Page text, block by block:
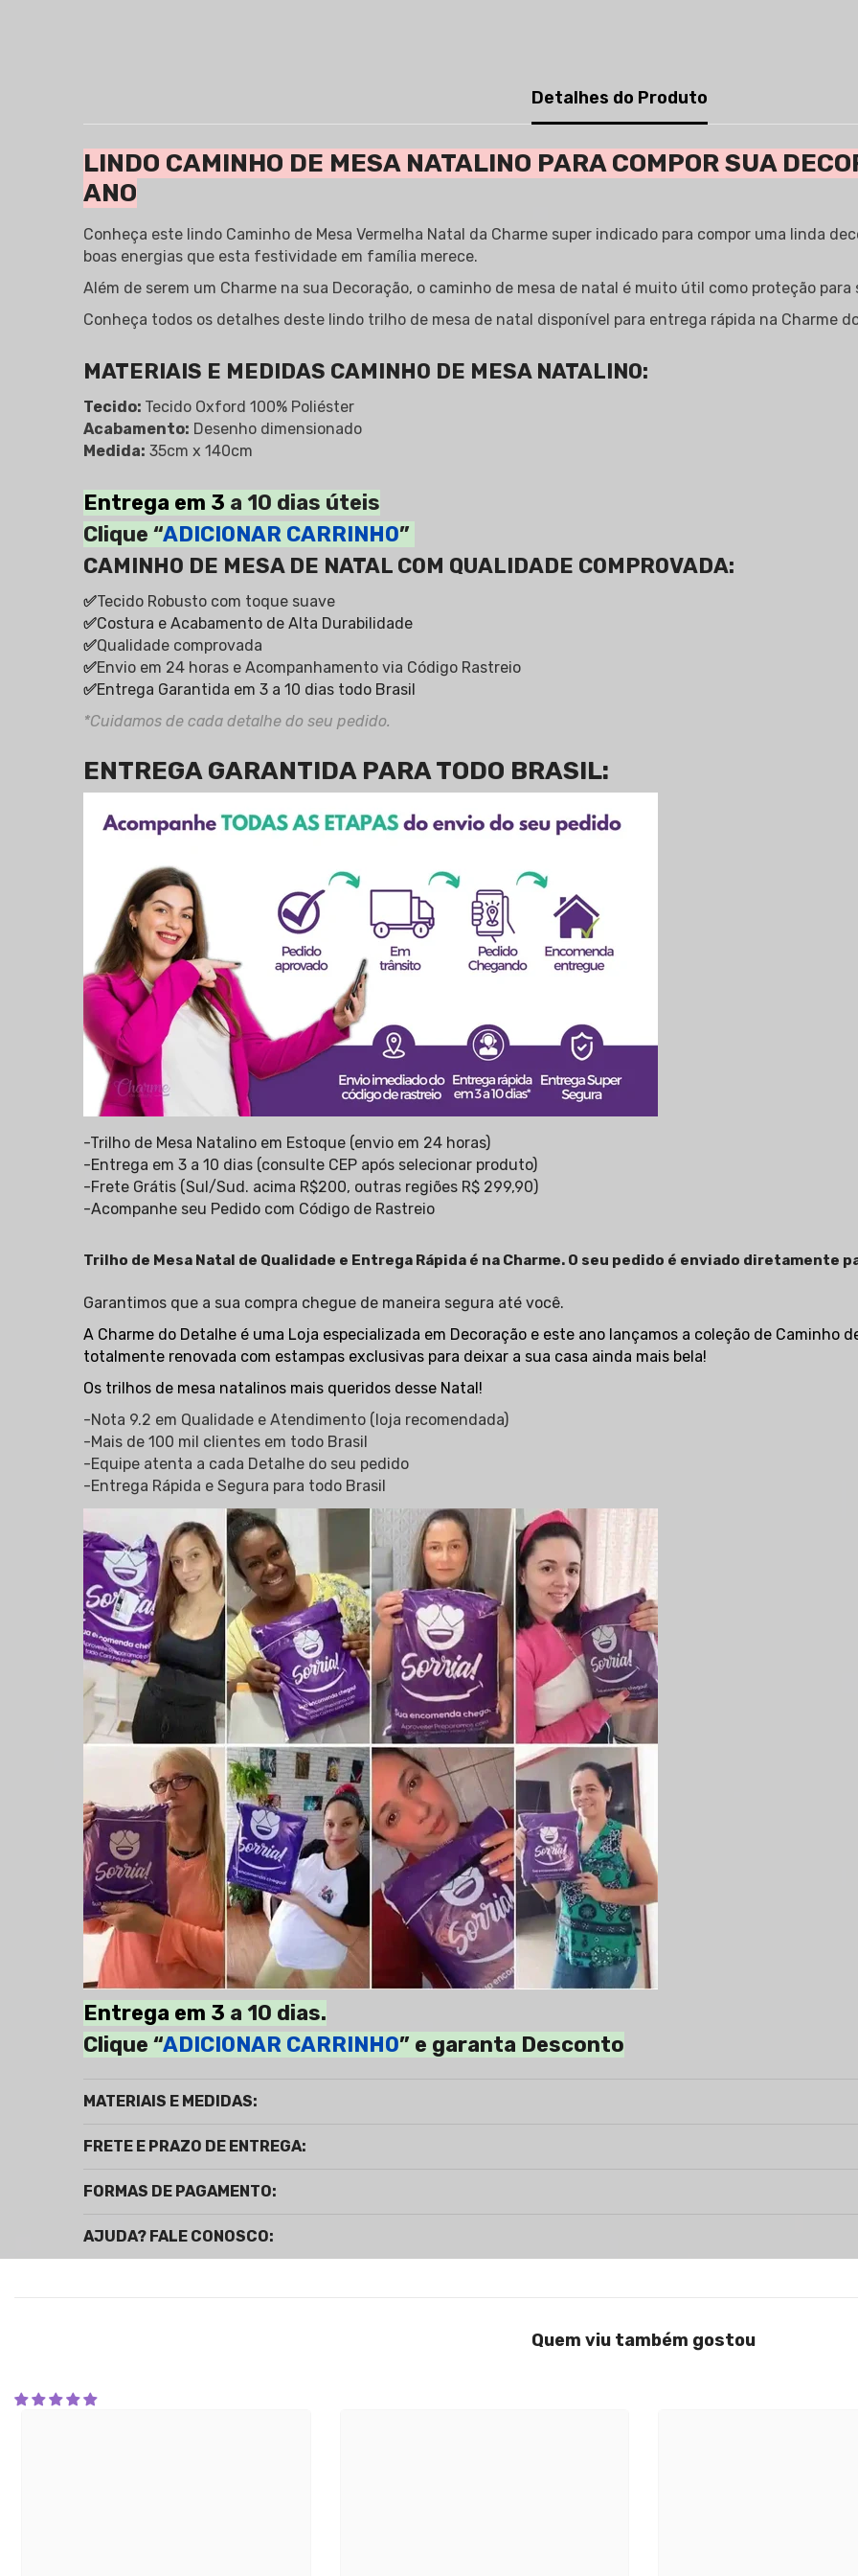
Detalhes do Produto
LINDO CAMINHO DE MESA NATALINO PARA COMPOR SUA
ANO
Conheça este lindo Caminho de Mesa Vermelha Natal da Charme super indicado para compor uma linda
boas energias que esta festividade em família merece.
Além de serem um Charme na sua Decoração, o caminho de mesa de natal é muito útil como proteção para
Conheça todos os detalhes deste lindo trilho de mesa de natal disponível para entrega rápida na Charme
MATERIAIS E MEDIDAS CAMINHO DE MESA NATALINO:
Tecido: Tecido Oxford 100% Poliéster
Acabamento: Desenho dimensionado
Medida: 35cm x 140cm
Entrega em 3 a 10 dias úteis
Clique “ADICIONAR CARRINHO”
CAMINHO DE MESA DE NATAL COM QUALIDADE COMPROVADA:
✅Tecido Robusto com toque suave
✅Costura e Acabamento de Alta Durabilidade
✅Qualidade comprovada
✅Envio em 24 horas e Acompanhamento via Código Rastreio
✅Entrega Garantida em 3 a 10 dias todo Brasil
*Cuidamos de cada detalhe do seu pedido.
ENTREGA GARANTIDA PARA TODO BRASIL:
-Trilho de Mesa Natalino em Estoque (envio em 24 horas)
-Entrega em 3 a 10 dias (consulte CEP após selecionar produto)
-Frete Grátis (Sul/Sud. acima R$200, outras regiões R$ 299,90)
-Acompanhe seu Pedido com Código de Rastreio
Trilho de Mesa Natal de Qualidade e Entrega Rápida é na Charme. O seu pedido é enviado diretamente
Garantimos que a sua compra chegue de maneira segura até você.
A Charme do Detalhe é uma Loja especializada em Decoração e este ano lançamos a coleção de Caminho
totalmente renovada com estampas exclusivas para deixar a sua casa ainda mais bela!
Os trilhos de mesa natalinos mais queridos desse Natal!
-Nota 9.2 em Qualidade e Atendimento (loja recomendada)
-Mais de 100 mil clientes em todo Brasil
-Equipe atenta a cada Detalhe do seu pedido
-Entrega Rápida e Segura para todo Brasil
Entrega em 3 a 10 dias.
Clique “ADICIONAR CARRINHO” e garanta Desconto
MATERIAIS E MEDIDAS:
FRETE E PRAZO DE ENTREGA:
FORMAS DE PAGAMENTO:
AJUDA? FALE CONOSCO:
Quem viu também gostou